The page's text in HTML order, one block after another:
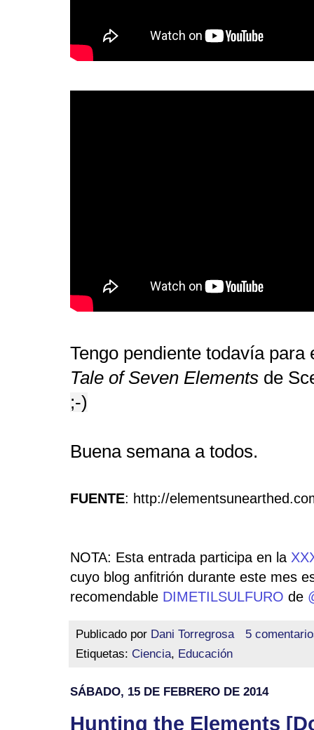
Tengo pendiente todavía
Tale of Seven Elements de
;-)
Buena semana a todos.
FUENTE: http://
NOTA: Esta entrada participa en la
cuyo blog anfitrión durante este mes
recomendable DIMETILSULFURO de
Publicado por Dani Torregrosa
5
Etiquetas: Ciencia, Educación
SÁBADO, 15 DE FEBRERO DE 2014
Hunting the Elements